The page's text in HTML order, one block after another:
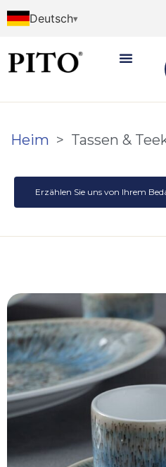
Deutsch
Heim > Tassen &
Erzählen Sie uns von Ihrem